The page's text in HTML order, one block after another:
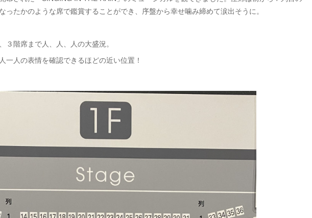
ったかのような席で鑑賞することができ、序盤から幸せ噛み締めて涙出そうに。
階席まで人、人、人の大盛況。
一人の表情を確認できるほどの近い位置！